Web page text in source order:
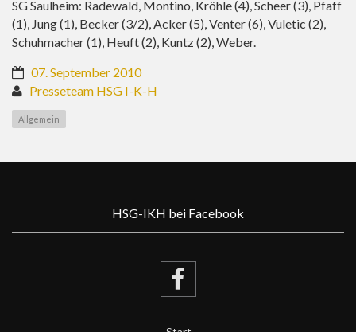
SG Saulheim: Radewald, Montino, Kröhle (4), Scheer (3), Pfaff
(1), Jung (1), Becker (3/2), Acker (5), Venter (6), Vuletic (2),
Schuhmacher (1), Heuft (2), Kuntz (2), Weber.
07. September 2010
Presseteam HSG I-K-H
Allgemein
HSG-IKH bei Facebook